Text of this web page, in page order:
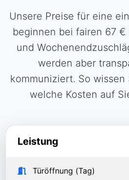
Unsere Preise für eine
beginnen bei fairen 67
und
werden aber
kommuniziert. So wissen
welche Kosten auf
Leistung
Türöffnung (Tag)